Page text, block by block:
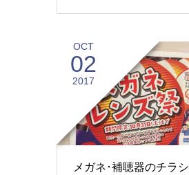
OCT
02
2017
メガネ･補聴器のチラシ